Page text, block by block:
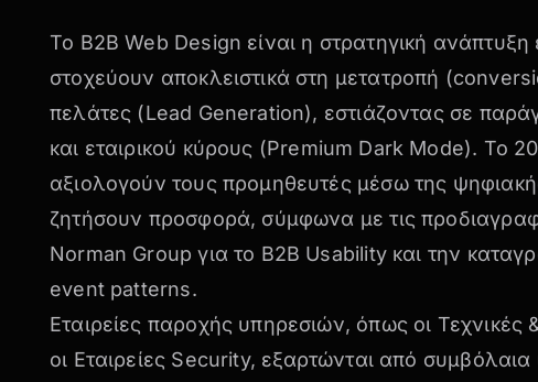
Το B2B Web Design είναι η στρατηγική ανάπτυξη
στοχεύουν αποκλειστικά στη μετατροπή
πελάτες (Lead Generation), εστιάζοντας σε
και εταιρικού κύρους (Premium Dark Mode). Το
αξιολογούν τους προμηθευτές μέσω της
ζητήσουν προσφορά, σύμφωνα με τις
Norman Group για το B2B Usabilityκαι την
event patterns.
Εταιρείες παροχής υπηρεσιών, όπως οι Τεχνικές
οι Εταιρείες Security, εξαρτώνται από